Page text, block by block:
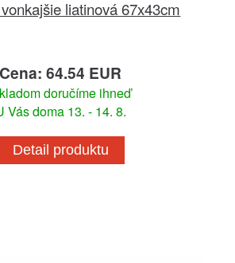
liatinová 67x43cm
Cena: 64.54 EUR
doručíme ihneď
Vás doma 13. - 14. 8.
Detail produktu